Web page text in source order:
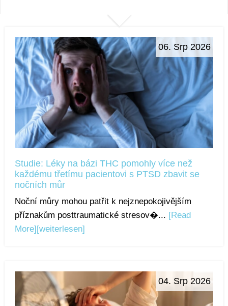
06. Srp 2026
Studie: Léky na bázi THC pomohly více než
každému třetímu pacientovi s PTSD zbavit se
nočních můr
Noční můry mohou patřit k nejznepokojivějším
příznakům posttraumatické stresov�... [Read
More] [weiterlesen]
04. Srp 2026